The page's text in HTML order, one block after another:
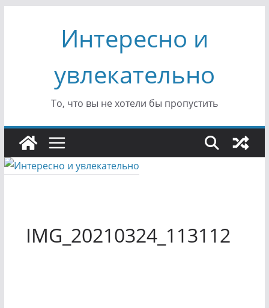
содержимомуИнтересно и
увлекательно
То, что вы не хотели бы пропустить
IMG_20210324_113112